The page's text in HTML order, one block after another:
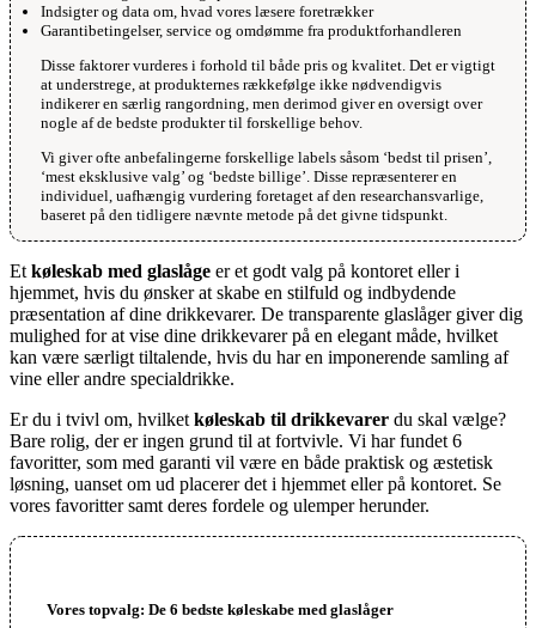
Indsigter og data om, hvad vores læsere foretrækker
Garantibetingelser, service og omdømme fra produktforhandleren
Disse faktorer vurderes i forhold til både pris og kvalitet. Det er vigtigt
at understrege, at produkternes rækkefølge ikke nødvendigvis
indikerer en særlig rangordning, men derimod giver en oversigt over
nogle af de bedste produkter til forskellige behov.
Vi giver ofte anbefalingerne forskellige labels såsom ‘bedst til prisen’,
‘mest eksklusive valg’ og ‘bedste billige’. Disse repræsenterer en
individuel, uafhængig vurdering foretaget af den researchansvarlige,
baseret på den tidligere nævnte metode på det givne tidspunkt.
Et køleskab med glaslåge er et godt valg på kontoret eller i
hjemmet, hvis du ønsker at skabe en stilfuld og indbydende
præsentation af dine drikkevarer. De transparente glaslåger giver dig
mulighed for at vise dine drikkevarer på en elegant måde, hvilket
kan være særligt tiltalende, hvis du har en imponerende samling af
vine eller andre specialdrikke.
Er du i tvivl om, hvilket køleskab til drikkevarer du skal vælge?
Bare rolig, der er ingen grund til at fortvivle. Vi har fundet 6
favoritter, som med garanti vil være en både praktisk og æstetisk
løsning, uanset om ud placerer det i hjemmet eller på kontoret. Se
vores favoritter samt deres fordele og ulemper herunder.
Vores topvalg: De 6 bedste køleskabe med glaslåger